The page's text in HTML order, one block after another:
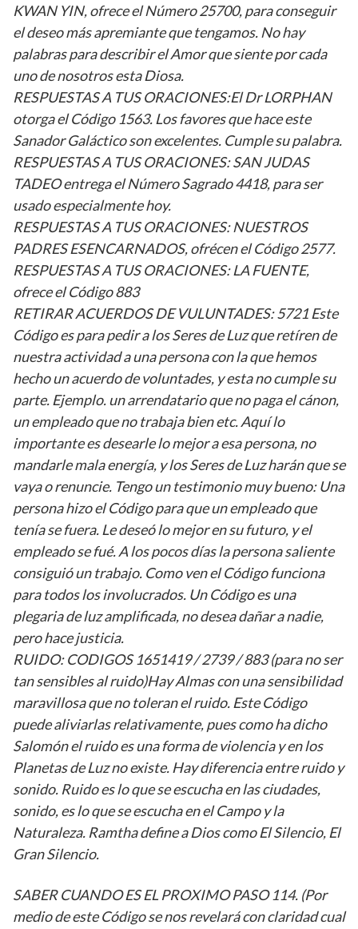
KWAN YIN, ofrece el Número 25700, para conseguir
el deseo más apremiante que tengamos. No hay
palabras para describir el Amor que siente por cada
uno de nosotros esta Diosa.
RESPUESTAS A TUS ORACIONES:El Dr LORPHAN
otorga el Código 1563. Los favores que hace este
Sanador Galáctico son excelentes. Cumple su palabra.
RESPUESTAS A TUS ORACIONES: SAN JUDAS
TADEO entrega el Número Sagrado 4418, para ser
usado especialmente hoy.
RESPUESTAS A TUS ORACIONES: NUESTROS
PADRES ESENCARNADOS, ofrécen el Código 2577.
RESPUESTAS A TUS ORACIONES: LA FUENTE,
ofrece el Código 883
RETIRAR ACUERDOS DE VULUNTADES: 5721 Este
Código es para pedir a los Seres de Luz que retíren de
nuestra actividad a una persona con la que hemos
hecho un acuerdo de voluntades, y esta no cumple su
parte. Ejemplo. un arrendatario que no paga el cánon,
un empleado que no trabaja bien etc. Aquí lo
importante es desearle lo mejor a esa persona, no
mandarle mala energía, y los Seres de Luz harán que se
vaya o renuncie. Tengo un testimonio muy bueno: Una
persona hizo el Código para que un empleado que
tenía se fuera. Le deseó lo mejor en su futuro, y el
empleado se fué. A los pocos días la persona saliente
consiguió un trabajo. Como ven el Código funciona
para todos los involucrados. Un Código es una
plegaria de luz amplificada, no desea dañar a nadie,
pero hace justicia.
RUIDO: CODIGOS 1651419 / 2739 / 883 (para no ser
tan sensibles al ruido)Hay Almas con una sensibilidad
maravillosa que no toleran el ruido. Este Código
puede aliviarlas relativamente, pues como ha dicho
Salomón el ruido es una forma de violencia y en los
Planetas de Luz no existe. Hay diferencia entre ruido y
sonido. Ruido es lo que se escucha en las ciudades,
sonido, es lo que se escucha en el Campo y la
Naturaleza. Ramtha define a Dios como El Silencio, El
Gran Silencio.
SABER CUANDO ES EL PROXIMO PASO 114. (Por
medio de este Código se nos revelará con claridad cual